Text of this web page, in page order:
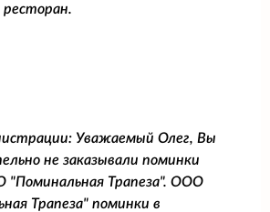
Уважаемый Олег, Вы
не заказывали поминки
"Поминальная Трапеза". ООО
Трапеза" поминки в